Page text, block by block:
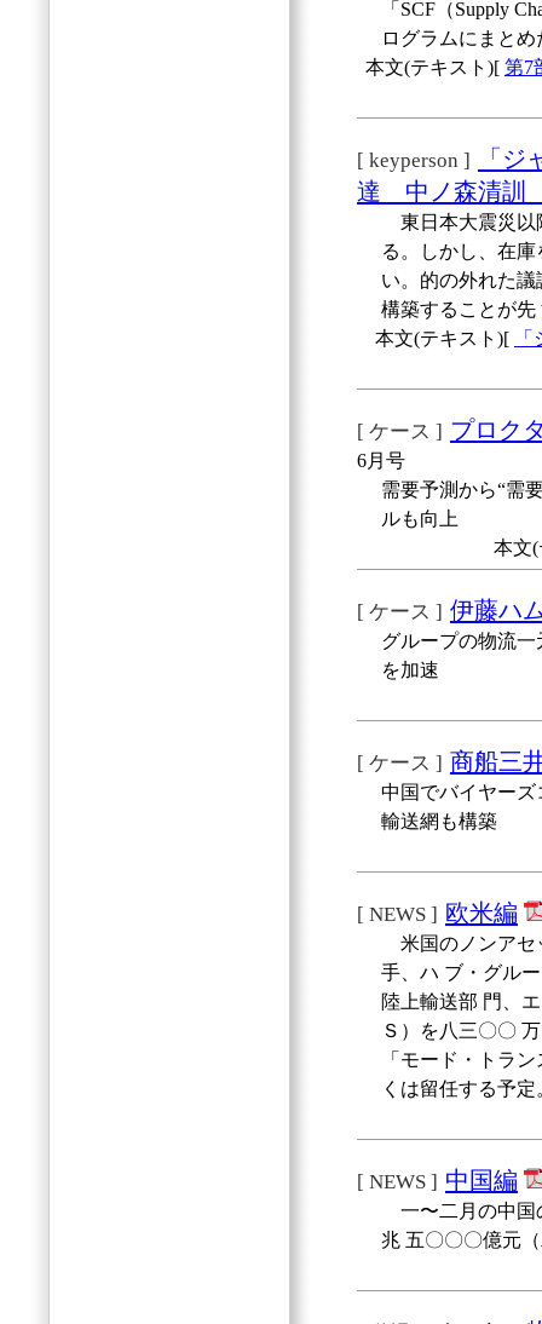
「SCF（Supply
ログラムにまとめ
本文(テキスト)[ 第7
[ keyperson ]
「
達 中ノ森清訓
東日本大震災以
る。しかし、在
い。的の外れた
構築することが先
本文(テキスト)[
[ ケース ] プロク
6月号
需要予測から“需
ルも向上
本文
[ ケース ] 伊藤ハ
グループの物流
を加速
[ ケース ] 商船三
中国でバイヤー
輸送網も構築
[ NEWS ] 欧米編
米国のノンアセ
手、ハ ブ・グル
陸上輸送部 門、
Ｓ）を八三〇〇
「モード・トラ
くは留任する予定
[ NEWS ] 中国編
一〜二月の中国
兆 五〇〇〇億元